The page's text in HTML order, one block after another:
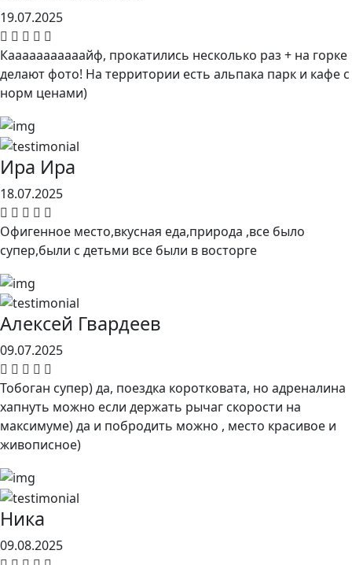
19.07.2025
Кааааааааааайф, прокатились несколько раз + на горке
делают фото! На территории есть альпака парк и кафе с
норм ценами)
Ира Ира
18.07.2025
Офигенное место,вкусная еда,природа ,все было
супер,были с детьми все были в восторге
Алексей Гвардеев
09.07.2025
Тобоган супер) да, поездка коротковата, но адреналина
хапнуть можно если держать рычаг скорости на
максимуме) да и побродить можно , место красивое и
живописное)
Ника
09.08.2025